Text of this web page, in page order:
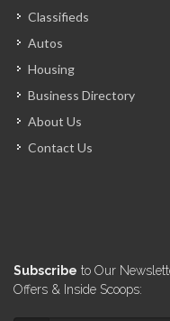
Ministere de…
Direction
Conseil
16417
Classifieds
Autos
Housing
Business Directory
About Us
Contact Us
Subscribe to Our
Offers & Inside Scoops: